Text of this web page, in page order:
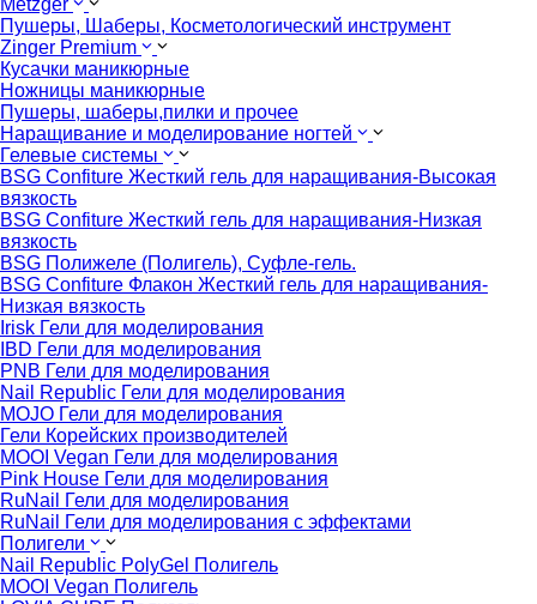
Metzger
Пушеры, Шаберы, Косметологический инструмент
Zinger Premium
Кусачки маникюрные
Ножницы маникюрные
Пушеры, шаберы,пилки и прочее
Наращивание и моделирование ногтей
Гелевые системы
BSG Confiture Жесткий гель для наращивания-Высокая
вязкость
BSG Confiture Жесткий гель для наращивания-Низкая
вязкость
BSG Полижеле (Полигель), Суфле-гель.
BSG Confiture Флакон Жесткий гель для наращивания-
Низкая вязкость
Irisk Гели для моделирования
IBD Гели для моделирования
PNB Гели для моделирования
Nail Republic Гели для моделирования
MOJO Гели для моделирования
Гели Корейских производителей
MOOI Vegan Гели для моделирования
Pink House Гели для моделирования
RuNail Гели для моделирования
RuNail Гели для моделирования с эффектами
Полигели
Nail Republic PolyGel Полигель
MOOI Vegan Полигель